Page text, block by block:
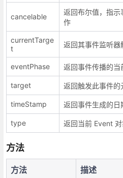
cancelable
返回布尔值，指
作
currentTarge
t
返回其事件监听
eventPhase 返回事件传播的当
target 返回触发此事件的
timeStamp 返回事件生成的日
type 返回当前 Event
方法
方法 描述